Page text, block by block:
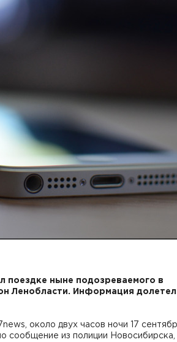
поездке ныне подозреваемого в
Ленобласти. Информация
около двух часов ночи 17
сообщение из полиции Новосибирска,